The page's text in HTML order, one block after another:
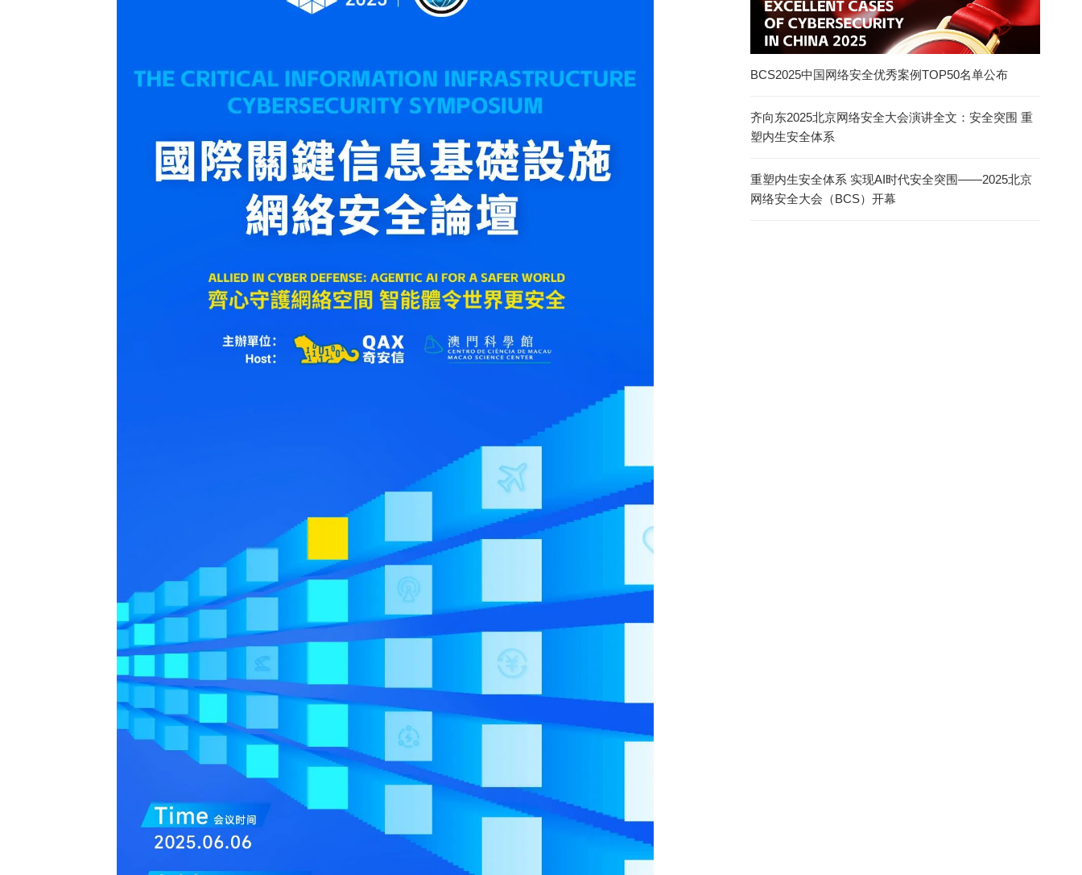
BCS2025中国网络安全优秀案例TOP50名单公布
齐向东2025北京网络安全大会演讲全文：安全突围 重
塑内生安全体系
重塑内生安全体系 实现AI时代安全突围——2025北京
网络安全大会（BCS）开幕